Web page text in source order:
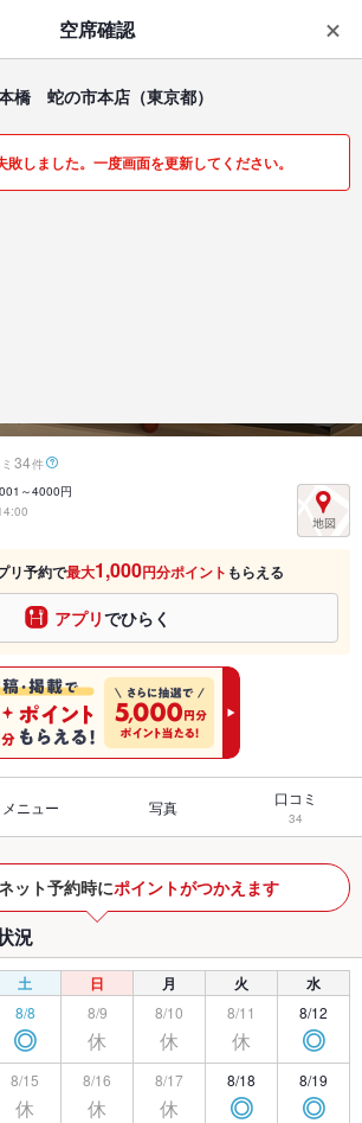
のアプリ予約で最大1,000円分ポイントもらえる
ダウンロード アプリで開く
マイメニュー
34件
～4000円
リ予約で最大1,000円分ポイント もらえる
アプリでひらく
メニュー 写真 口コミ
34
ット予約時にポイントがつかえます
況
土 日 月 火 水
8/8
◎
8/9
休
8/10
休
8/11
休
8/12
◎
8/15
休
8/16
休
8/17
休
8/18
◎
8/19
◎
空席確認
橋 蛇の市本店 （東京都）
敗しました。一度画面を更新してください。